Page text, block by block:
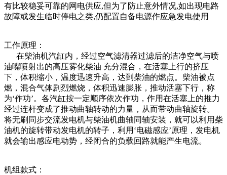
有比较稳妥可靠的网电供应,但为了防止意外情况,如出现电路
故障或发生临时停电之类,仍配置自备电源作应急发电使用
工作原理：
在柴油机汽缸内，经过空气滤清器过滤后的洁净空气与喷
油嘴喷射出的高压雾化柴油 充分混合，在活塞上行的挤压
下，体积缩小，温度迅速升高，达到柴油的燃点。柴油被点
燃，混合气体剧烈燃烧，体积迅速膨胀，推动活塞下行，称
为‘作功’。各汽缸按一定顺序依次作功，作用在活塞上的推力
经过连杆变成了推动曲轴转动的力量，从而带动曲轴旋转。
将无刷同步交流发电机与柴油机曲轴同轴安装，就可以利用柴
油机的旋转带动发电机的转子，利用‘电磁感应’原理，发电机
就会输出感应电动势，经闭合的负载回路就能产生电流。
机组款式：